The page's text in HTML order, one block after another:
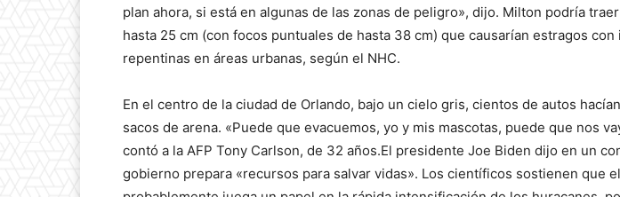
plan ahora, si está en algunas de las zonas de peligro», dijo. Milton podría
hasta 25 cm (con focos puntuales de hasta 38 cm) que causarían estragos con
repentinas en áreas urbanas, según el NHC.
En el centro de la ciudad de Orlando, bajo un cielo gris, cientos de autos
sacos de arena. «Puede que evacuemos, yo y mis mascotas, puede que nos
contó a la AFP Tony Carlson, de 32 años.El presidente Joe Biden dijo en un
gobierno prepara «recursos para salvar vidas». Los científicos sostienen que